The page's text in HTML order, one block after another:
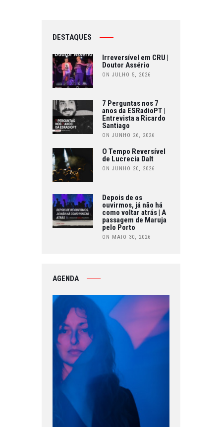
DESTAQUES
Irreversível em CRU |
Doutor Assério
ON JULHO 5, 2026
7 Perguntas nos 7
anos da ESRadioPT |
Entrevista a Ricardo
Santiago
ON JUNHO 26, 2026
O Tempo Reversível
de Lucrecia Dalt
ON JUNHO 20, 2026
Depois de os
ouvirmos, já não há
como voltar atrás | A
passagem de Maruja
pelo Porto
ON MAIO 30, 2026
AGENDA